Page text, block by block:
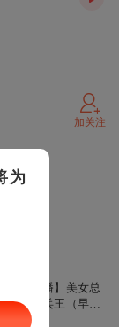
加关注
【精品双播】美女总
的极品兵王（早期
作品 请轻喷）
为